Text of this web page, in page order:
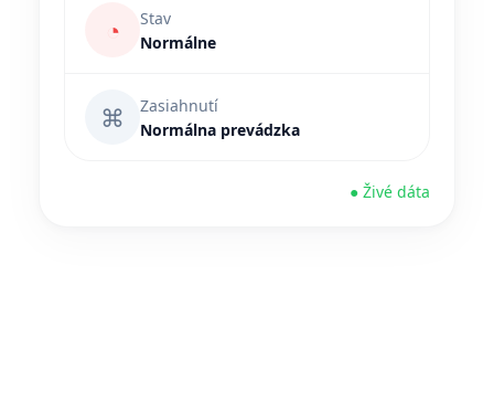
◔
Stav
Normálne
⌘
Zasiahnutí
Normálna prevádzka
● Živé dáta